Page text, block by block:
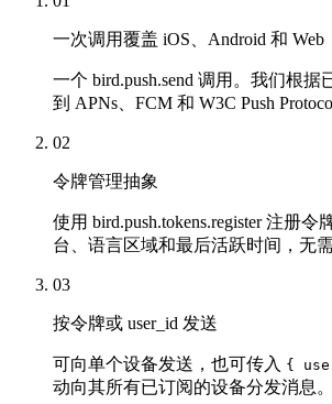
一次调用覆盖 iOS、Android 和 Web
一个 bird.push.send 调用。我们根
到 APNs、FCM 和 W3C Push
02
令牌管理抽象
使用 bird.push.tokens.register 注册
台、语言区域和最后活跃时间，无
03
按令牌或 user_id 发送
可向单个设备发送，也可传入 {
动向其所有已订阅的设备分发消息。